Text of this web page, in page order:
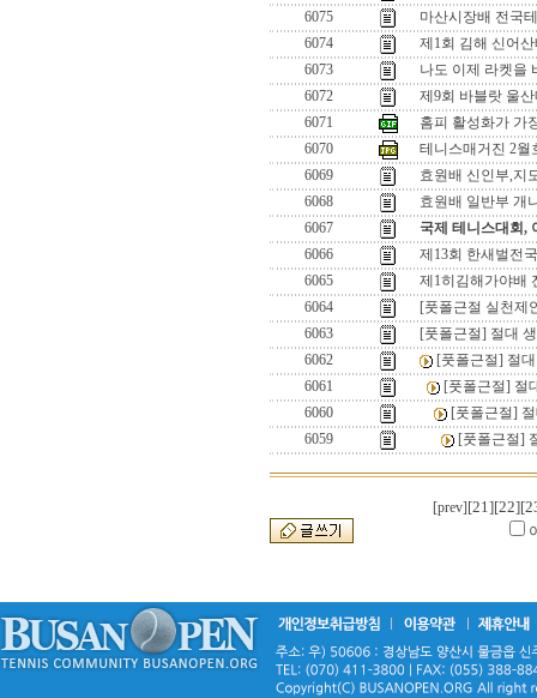
6075
마산시장배 전국
6074
제1회 김해 신어
6073
나도 이제 라켓을
6072
제9회 바블랏 울
6071
홈피 활성화가 가
6070
테니스매거진 2월
6069
효원배 신인부,지
6068
효원배 일반부 개
6067
국제 테니스대회,
6066
제13회 한새벌전
6065
제1히김해가야배
6064
[풋폴근절 실천제
6063
[풋폴근절] 절대
6062
[풋폴근절] 절
6061
[풋폴근절] 절
6060
[풋폴근절]
6059
[풋폴근절]
[prev] [21][22]